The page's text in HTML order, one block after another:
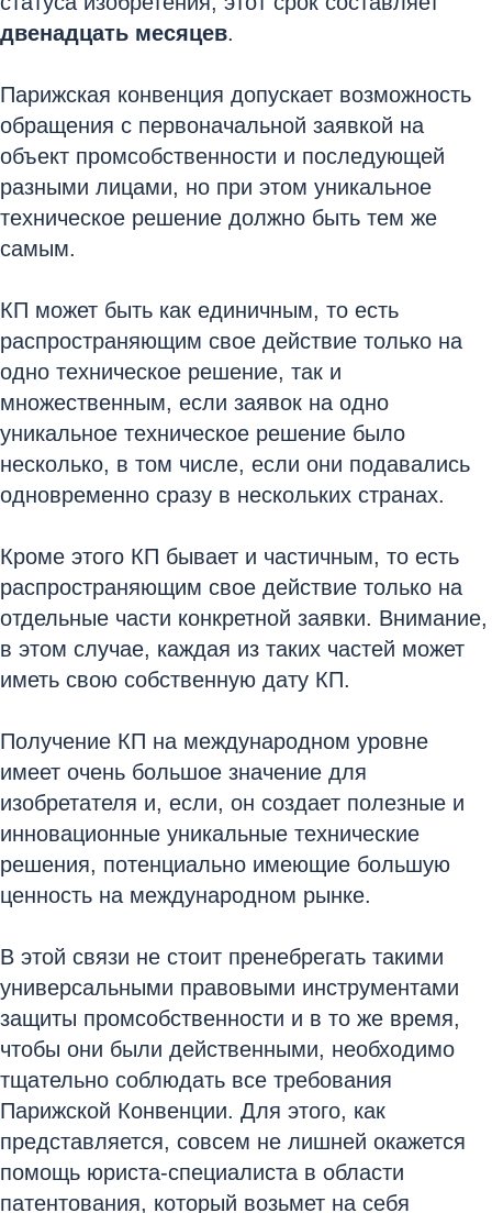
двенадцать месяцев.
Парижская конвенция допускает возможность
обращения с первоначальной заявкой на
объект промсобственности и последующей
разными лицами, но при этом уникальное
техническое решение должно быть тем же
самым.
КП может быть как единичным, то есть
распространяющим свое действие только на
одно техническое решение, так и
множественным, если заявок на одно
уникальное техническое решение было
несколько, в том числе, если они подавались
одновременно сразу в нескольких странах.
Кроме этого КП бывает и частичным, то есть
распространяющим свое действие только на
отдельные части конкретной заявки. Внимание,
в этом случае, каждая из таких частей может
иметь свою собственную дату КП.
Получение КП на международном уровне
имеет очень большое значение для
изобретателя и, если, он создает полезные и
инновационные уникальные технические
решения, потенциально имеющие большую
ценность на международном рынке.
В этой связи не стоит пренебрегать такими
универсальными правовыми инструментами
защиты промсобственности и в то же время,
чтобы они были действенными, необходимо
тщательно соблюдать все требования
Парижской Конвенции. Для этого, как
представляется, совсем не лишней окажется
помощь юриста-специалиста в области
патентования, который возьмет на себя